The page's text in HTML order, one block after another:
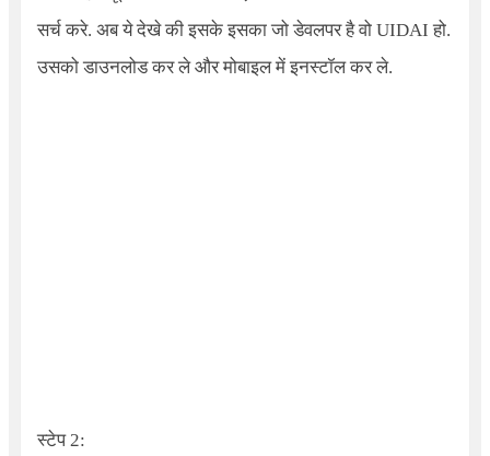
सर्च करे. अब ये देखे की इसके इसका जो डेवलपर है वो UIDAI हो.
उसको डाउनलोड कर ले और मोबाइल में इनस्टॉल कर ले.
स्टेप 2: